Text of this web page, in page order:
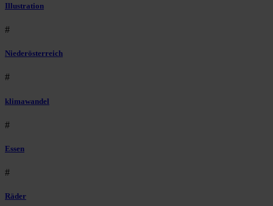
Illustration
#
Niederösterreich
#
klimawandel
#
Essen
#
Räder